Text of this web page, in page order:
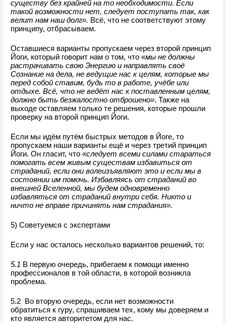
существу без крайней на то необходимости. Если
такой возможности нет, следует поступать так, как
велит нам наш долг». Всё, что не соответствуют этому
принципу, отбрасываем.
Оставшиеся варианты пропускаем через второй принцип
Йоги, который говорит нам о том, что «мы не должны
растрачивать свою Энергию и направлять своё
Сознание на дела, не ведущие нас к целям, которые мы
перед собой ставим, будь то в работе, учёбе или
отдыхе. Всё, что не ведёт нас к поставленным целям,
должно быть безжалостно отброшено». Также на
выходе оставляем только те решения, которые прошли
проверку на второй принцип Йоги.
Если мы идём путём быстрых методов в Йоге, то
пропускаем наши варианты ещё и через третий принцип
Йоги. Он гласит, что «следует всеми силами стараться
помогать всем живым существам избавиться от
страданий, если они волеизъявляют это и если мы в
состоянии им помочь. Избавляясь от страданий во
внешней Вселенной, мы будем одновременно
избавляться от страданий внутри себя. Никто и
ничто не вправе причинять нам страдания».
5) Советуемся с экспертами
Если у нас осталось несколько вариантов решений, то:
5.1 В первую очередь, прибегаем к помощи именно
профессионалов в той области, в которой возникла
проблема.
5.2  Во вторую очередь, если нет возможности
обратиться к гуру, спрашиваем тех, кому мы доверяем и
кто является авторитетом для нас.